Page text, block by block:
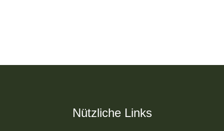
Nützliche Links